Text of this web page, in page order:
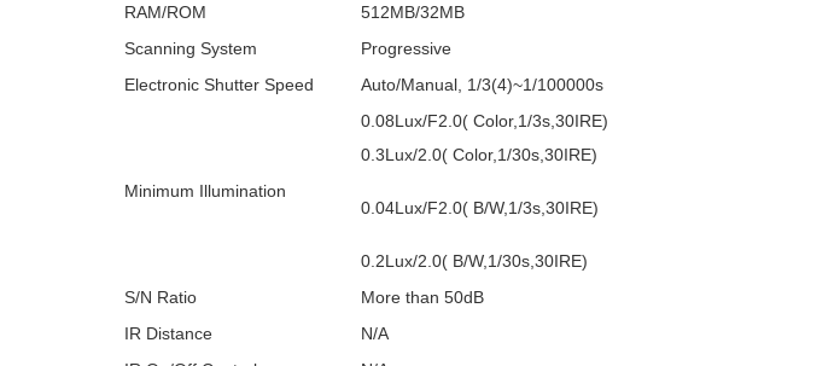
RAM/ROM
512MB/32MB
Scanning System
Progressive
Electronic Shutter Speed
Auto/Manual, 1/3(4)~1/100000s
Minimum Illumination
0.08Lux/F2.0( Color,1/3s,30IRE)
0.3Lux/2.0( Color,1/30s,30IRE)
0.04Lux/F2.0( B/W,1/3s,30IRE)
0.2Lux/2.0( B/W,1/30s,30IRE)
S/N Ratio
More than 50dB
IR Distance
N/A